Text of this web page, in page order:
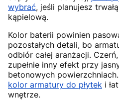
wybrać, jeśli planujesz
kąpielową.
Kolor baterii powinien
pozostałych detali, bo
odbiór całej aranżacji.
zupełnie inny efekt przy
betonowych
kolor armatury do płytek i
wnętrze.